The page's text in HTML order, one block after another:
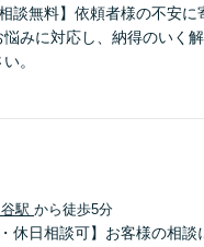
談無料】依頼者様の不安
みに対応し、納得のいく
。
駅 から徒歩5分
休日相談可】お客様の相